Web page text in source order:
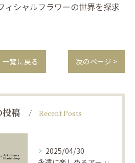
ィシャルフラワーの世界を探求
一覧に戻る 次のページ >
投稿 Recent Posts
2025/04/30